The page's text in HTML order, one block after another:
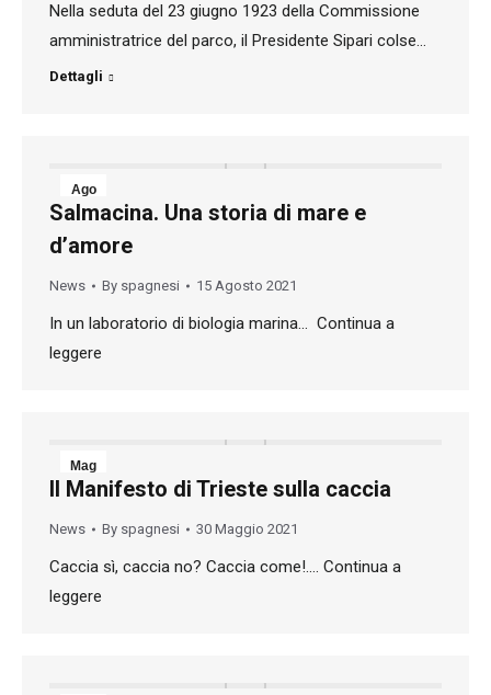
Nella seduta del 23 giugno 1923 della Commissione
amministratrice del parco, il Presidente Sipari colse…
Dettagli
Ago
15
2021
Salmacina. Una storia di mare e
d’amore
News By spagnesi 15 Agosto 2021
In un laboratorio di biologia marina… Continua a
leggere
Mag
30
2021
Il Manifesto di Trieste sulla caccia
News By spagnesi 30 Maggio 2021
Caccia sì, caccia no? Caccia come!…. Continua a
leggere